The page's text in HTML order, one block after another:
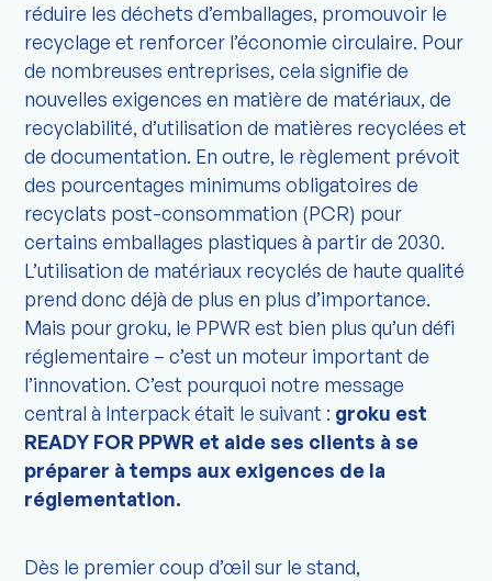
réduire les déchets d’emballages, promouvoir le
recyclage et renforcer l’économie circulaire. Pour
de nombreuses entreprises, cela signifie de
nouvelles exigences en matière de matériaux, de
recyclabilité, d’utilisation de matières recyclées et
de documentation. En outre, le règlement prévoit
des pourcentages minimums obligatoires de
recyclats post-consommation (PCR) pour
certains emballages plastiques à partir de 2030.
L’utilisation de matériaux recyclés de haute qualité
prend donc déjà de plus en plus d’importance.
Mais pour groku, le PPWR est bien plus qu’un défi
réglementaire – c’est un moteur important de
l’innovation. C’est pourquoi notre message
central à Interpack était le suivant : groku est
READY FOR PPWR et aide ses clients à se
préparer à temps aux exigences de la
réglementation.
Dès le premier coup d’œil sur le stand,